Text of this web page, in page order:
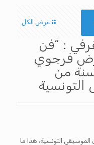
عرض الكل
: “فن
فرجوي
60 سنة من
التونسية
فرجوي يؤرخ ل60 سنة من الموسيقى التونسية، هذا ما